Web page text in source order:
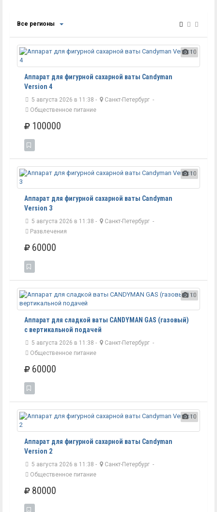
Все регионы
10
Аппарат для фигурной сахарной ваты Candyman
Version 4
5 августа 2026 в 11:38 - Санкт-Петербург -
Общественное питание
100000
10
Аппарат для фигурной сахарной ваты Candyman
Version 3
5 августа 2026 в 11:38 - Санкт-Петербург -
Развлечения
60000
10
Аппарат для сладкой ваты CANDYMAN GAS (газовый)
с вертикальной подачей
5 августа 2026 в 11:38 - Санкт-Петербург -
Общественное питание
60000
10
Аппарат для фигурной сахарной ваты Candyman
Version 2
5 августа 2026 в 11:38 - Санкт-Петербург -
Общественное питание
80000